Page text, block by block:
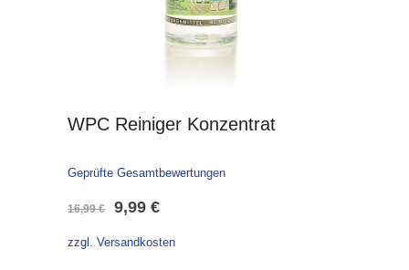
WPC Reiniger Konzentrat
Geprüfte Gesamtbewertungen
16,99€
Ursprünglicher
Preis
9,99 €Aktueller
Preis
zzgl. Versandkosten